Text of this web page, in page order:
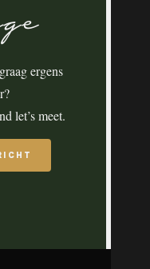
ergens
let’s meet.